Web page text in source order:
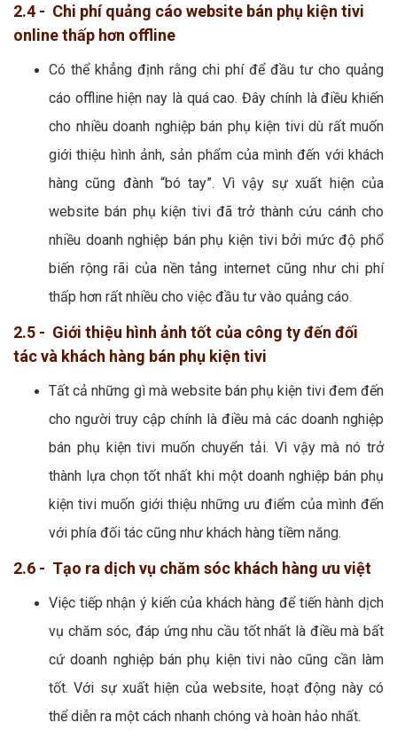
2.4 - Chi phí quảng cáo website bán phụ kiện tivi
online thấp hơn offline
Có thể khẳng định rằng chi phí để đầu tư cho quảng
cáo offline hiện nay là quá cao. Đây chính là điều khiến
cho nhiều doanh nghiệp bán phụ kiện tivi dù rất muốn
giới thiệu hình ảnh, sản phẩm của mình đến với khách
hàng cũng đành “bó tay”. Vì vậy sự xuất hiện của
website bán phụ kiện tivi đã trở thành cứu cánh cho
nhiều doanh nghiệp bán phụ kiện tivi bởi mức độ phổ
biến rộng rãi của nền tảng internet cũng như chi phí
thấp hơn rất nhiều cho việc đầu tư vào quảng cáo.
2.5 - Giới thiệu hình ảnh tốt của công ty đến đối
tác và khách hàng bán phụ kiện tivi
Tất cả những gì mà website bán phụ kiện tivi đem đến
cho người truy cập chính là điều mà các doanh nghiệp
bán phụ kiện tivi muốn chuyển tải. Vì vậy mà nó trở
thành lựa chọn tốt nhất khi một doanh nghiệp bán phụ
kiện tivi muốn giới thiệu những ưu điểm của mình đến
với phía đối tác cũng như khách hàng tiềm năng.
2.6 - Tạo ra dịch vụ chăm sóc khách hàng ưu việt
Việc tiếp nhận ý kiến của khách hàng để tiến hành dịch
vụ chăm sóc, đáp ứng nhu cầu tốt nhất là điều mà bất
cứ doanh nghiệp bán phụ kiện tivi nào cũng cần làm
tốt. Với sự xuất hiện của website, hoạt động này có
thể diễn ra một cách nhanh chóng và hoàn hảo nhất.